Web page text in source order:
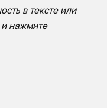
в тексте или
и нажмите